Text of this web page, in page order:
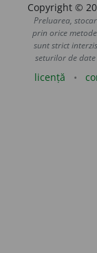
Copyright ©
Preluarea,
prin orice
sunt strict
seturilor de
licență